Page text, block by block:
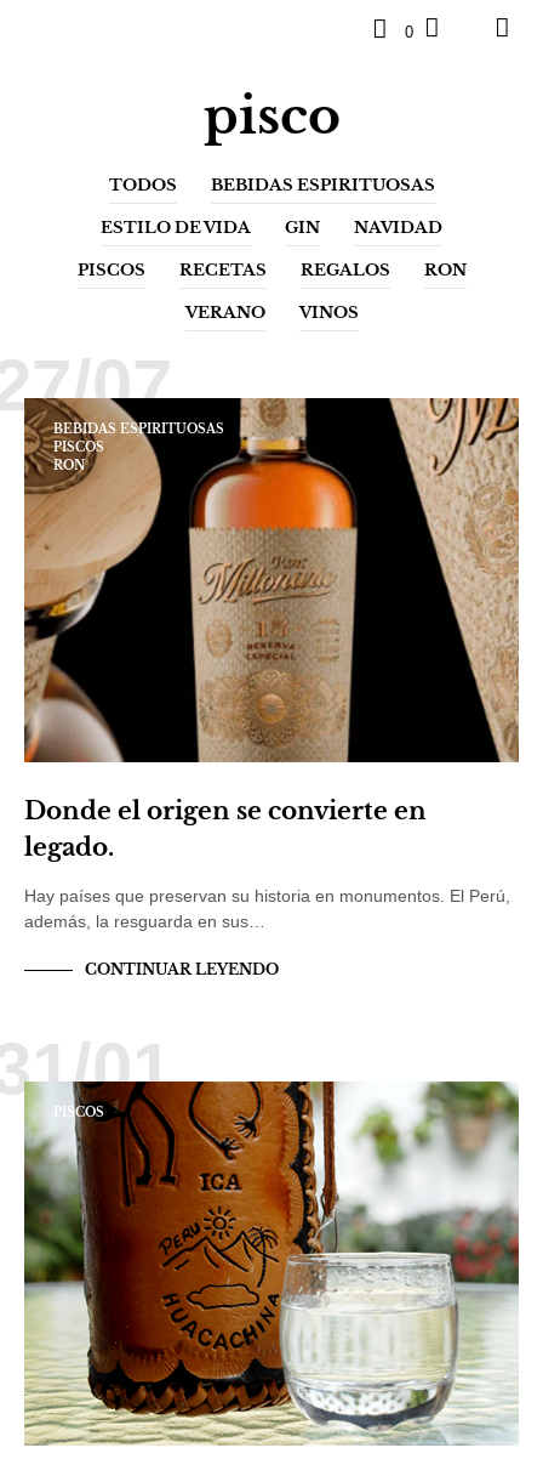
0
pisco
TODOS BEBIDAS ESPIRITUOSAS
ESTILO DE VIDA GIN NAVIDAD
PISCOS RECETAS REGALOS RON
VERANO VINOS
07
BEBIDAS ESPIRITUOSAS
PISCOS
RON
Donde el origen se convierte en
legado.
Hay países que preservan su historia en monumentos. El Perú,
además, la resguarda en sus…
CONTINUAR LEYENDO
01
PISCOS